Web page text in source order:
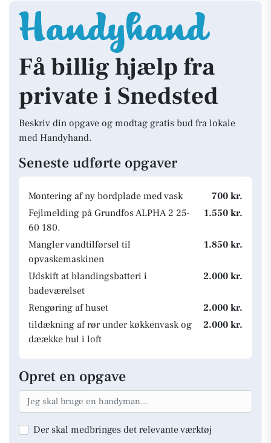
Få billig hjælp fra
private i Snedsted
Beskriv din opgave og modtag gratis bud fra lokale
med Handyhand.
Seneste udførte opgaver
Montering af ny bordplade med vask
700 kr.
Fejlmelding på Grundfos ALPHA 2 25-
60 180.
1.550 kr.
Mangler vandtilførsel til
opvaskemaskinen
1.850 kr.
Udskift at blandingsbatteri i
badeværelset
2.000 kr.
Rengøring af huset
2.000 kr.
tildækning af rør under køkkenvask og
dæække hul i loft
2.000 kr.
Opret en opgave
Der skal medbringes det relevante værktøj